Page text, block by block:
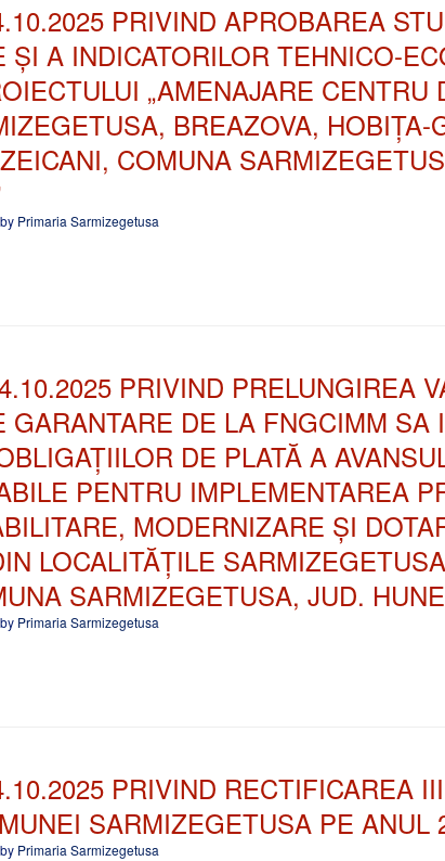
PRIVIND APROBAREA
ȘI A INDICATORILOR TEHNICO-
„AMENAJARE CENTRU
BREAZOVA, HOBIȚA-
COMUNA
by Primaria Sarmizegetusa
PRIVIND PRELUNGIREA
GARANTARE DE LA FNGCIMM SA
DE PLATĂ A
PENTRU IMPLEMENTAREA
MODERNIZARE ȘI
LOCALITĂȚILE
SARMIZEGETUSA, JUD.
by Primaria Sarmizegetusa
PRIVIND RECTIFICAREA
SARMIZEGETUSA PE ANUL
by Primaria Sarmizegetusa